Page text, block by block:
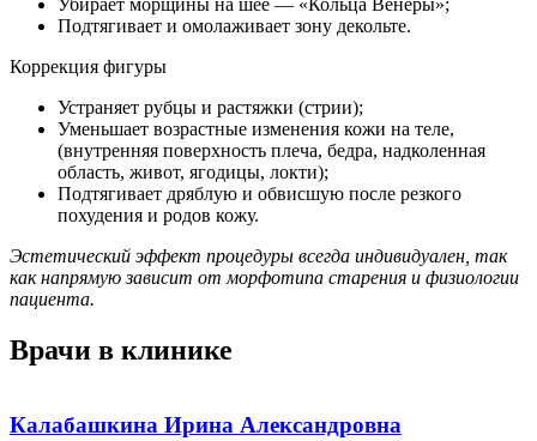
Подтягивает и омолаживает зону декольте.
Коррекция фигуры
Устраняет рубцы и растяжки (стрии);
Уменьшает возрастные изменения кожи на теле,
(внутренняя поверхность плеча, бедра, надколенная
область, живот, ягодицы, локти);
Подтягивает дряблую и обвисшую после резкого
похудения и родов кожу.
Эстетический эффект процедуры всегда индивидуален, так
как напрямую зависит от морфотипа старения и физиологии
пациента.
Врачи в клинике
Калабашкина Ирина Александровна